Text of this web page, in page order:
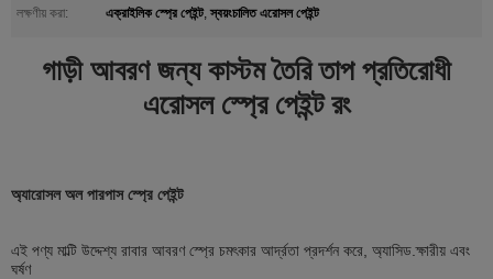
লক্ষণীয় করা: এক্রাইলিক স্প্রে পেইন্ট,স্বয়ংচালিত এরোসল পেইন্ট
গাড়ী আবরণ জন্য কাস্টম তৈরি তাপ প্রতিরোধী
এরোসল স্প্রে পেইন্ট রং
অ্যারোসল অল পারপাস স্প্রে পেইন্ট
এই পণ্য মাল্টি উদ্দেশ্য রাবার আবরণ স্প্রে চমৎকার আর্দ্রতা প্রদর্শন করে, অ্যাসিড.ক্ষারীয় এবং
ঘর্ষণ